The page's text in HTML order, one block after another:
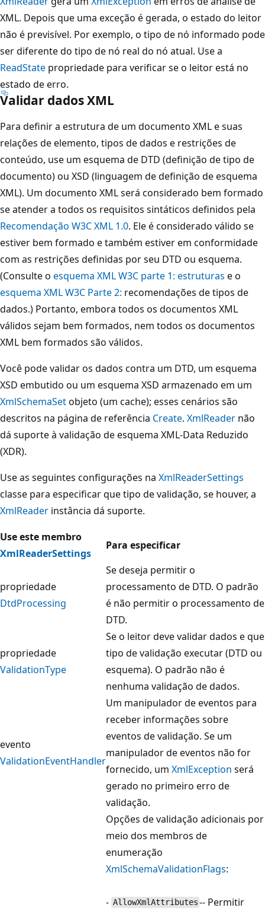
XML. Depois que uma exceção é gerada, o estado do leitor
não é previsível. Por exemplo, o tipo de nó informado pode
ser diferente do tipo de nó real do nó atual. Use a
ReadState propriedade para verificar se o leitor está no
estado de erro.
Validar dados XML
Para definir a estrutura de um documento XML e suas
relações de elemento, tipos de dados e restrições de
conteúdo, use um esquema de DTD (definição de tipo de
documento) ou XSD (linguagem de definição de esquema
XML). Um documento XML será considerado bem formado
se atender a todos os requisitos sintáticos definidos pela
Recomendação W3C XML 1.0. Ele é considerado válido se
estiver bem formado e também estiver em conformidade
com as restrições definidas por seu DTD ou esquema.
(Consulte o esquema XML W3C parte 1: estruturas e o
esquema XML W3C Parte 2: recomendações de tipos de
dados.) Portanto, embora todos os documentos XML
válidos sejam bem formados, nem todos os documentos
XML bem formados são válidos.
Você pode validar os dados contra um DTD, um esquema
XSD embutido ou um esquema XSD armazenado em um
XmlSchemaSetobjeto (um cache); esses cenários são
descritos na página de referência Create. XmlReader não
dá suporte à validação de esquema XML-Data Reduzido
(XDR).
Use as seguintes configurações na XmlReaderSettings
classe para especificar que tipo de validação, se houver, a
XmlReader instância dá suporte.
Use este membro
XmlReaderSettings
Para especificar
propriedade
DtdProcessing
Se deseja permitir o
processamento de DTD. O padrão
é não permitir o processamento de
DTD.
propriedade
ValidationType
Se o leitor deve validar dados e que
tipo de validação executar (DTD ou
esquema). O padrão não é
nenhuma validação de dados.
evento
ValidationEventHandler
Um manipulador de eventos para
receber informações sobre
eventos de validação. Se um
manipulador de eventos não for
fornecido, um XmlException será
gerado no primeiro erro de
validação.
Opções de validação adicionais por
meio dos membros de
enumeração
XmlSchemaValidationFlags:
- AllowXmlAttributes -- Permitir